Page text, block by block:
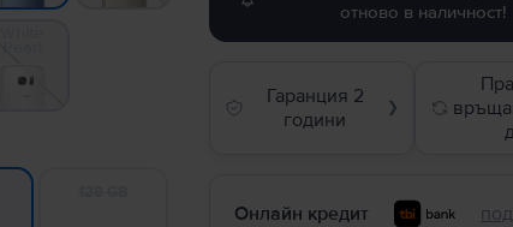
отново в наличност!
Гаранция 2
години
❯
Онлайн кредит